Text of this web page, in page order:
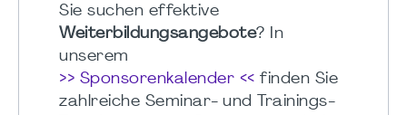
Sie suchen effektive
Weiterbildungsangebote? In
unserem
>> Sponsorenkalender << finden Sie
zahlreiche Seminar- und Trainings-